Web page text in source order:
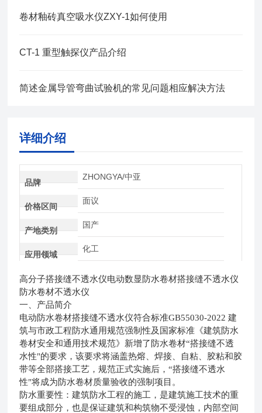
卷材釉砖真空吸水仪ZXY-1如何使用
CT-1 重型触探仪产品介绍
简述金属导管弯曲试验机的常见问题相应解决方法
详细介绍
品牌
ZHONGYA/中亚
价格区间
面议
产地类别
国产
应用领域
化工
高分子搭接缝不透水仪电动数显防水卷材搭接缝不透水仪
防水卷材不透水仪
一、产品简介
电动防水卷材搭接缝不透水仪符合标准GB55030-2022建
筑与市政工程防水通用规范强制性及国家标准《建筑防水
卷材安全和通用技术规范》新增了防水卷材“搭接缝不透
水性"的要求，该要求将涵盖热熔、焊接、自粘、胶粘和胶
带等全部搭接工艺 ，规范正式实施后，“搭接缝不透水
性"将成为防水卷材质量验收的强制项目。
防水重要性：建筑防水工程的施工，是建筑施工技术的重
要组成部分，也是保证建筑和构筑物不受浸蚀，内部空间